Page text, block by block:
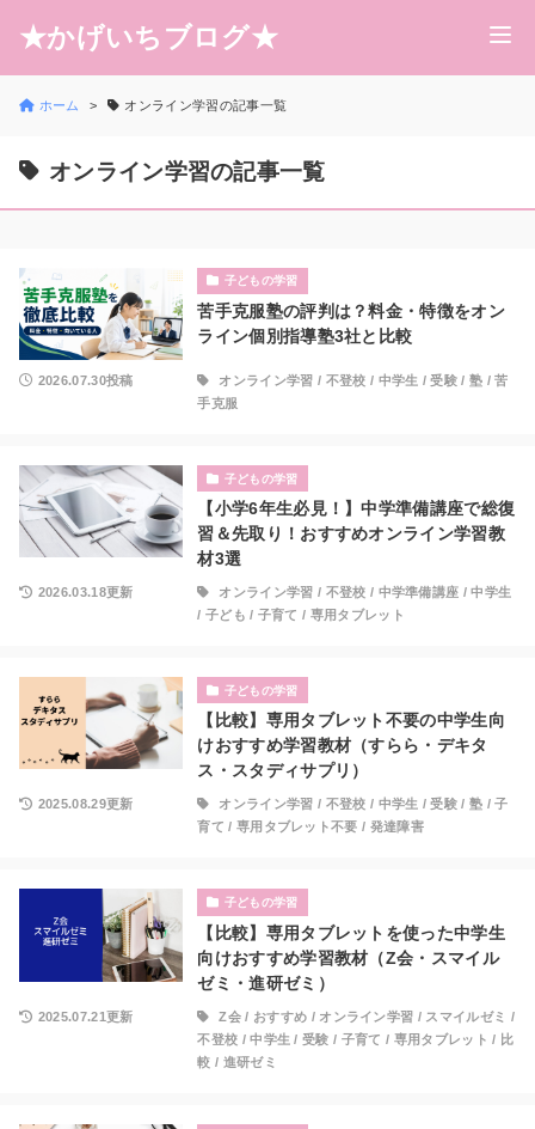
★かげいちブログ★
ホーム オンライン学習の記事一覧
オンライン学習の記事一覧
子どもの学習
苦手克服塾の評判は？料金・特徴をオン
ライン個別指導塾3社と比較
2026.07.30投稿 オンライン学習 / 不登校 / 中学生 /受験 /塾 /苦
手克服
子どもの学習
【小学6年生必見！】中学準備講座で総復
習＆先取り！おすすめオンライン学習教
材3選
2026.03.18更新 オンライン学習 / 不登校 / 中学準備講座 /中学生
/ 子ども / 子育て / 専用タブレット
子どもの学習
【比較】専用タブレット不要の中学生向
けおすすめ学習教材（すらら・デキタ
ス・スタディサプリ）
2025.08.29更新 オンライン学習 / 不登校 / 中学生 /受験 /塾 /子
育て / 専用タブレット不要 / 発達障害
子どもの学習
【比較】専用タブレットを使った中学生
向けおすすめ学習教材（Z会・スマイル
ゼミ・進研ゼミ）
2025.07.21更新 Z会 / おすすめ / オンライン学習 / スマイルゼミ /
不登校 /中学生 /受験 / 子育て / 専用タブレット / 比
較 / 進研ゼミ